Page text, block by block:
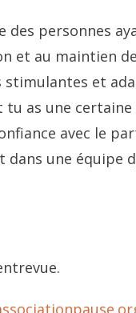
personnes
et au maintien
et
as une
avec le
une